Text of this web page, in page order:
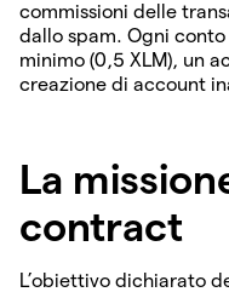
commissioni delle
dallo spam. Ogni
minimo (0,5 XLM), un
creazione di account
La
contract
L’obiettivo dichiarato